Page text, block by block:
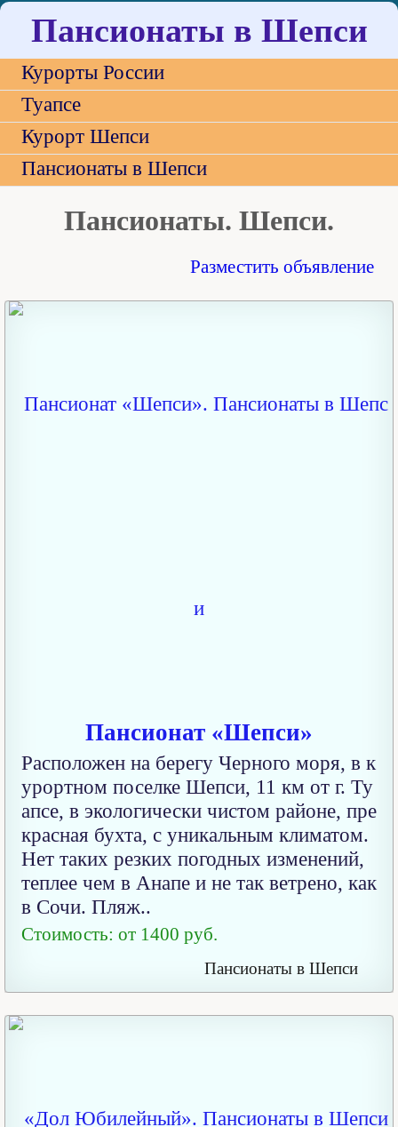
Пансионаты в Шепси
Курорты России
Туапсе
Курорт Шепси
Пансионаты в Шепси
Пансионаты. Шепси.
Разместить объявление
Пансионат «Шепси»
Расположен на берегу Черного моря, в к
урортном поселке Шепси, 11 км от г. Ту
апсе, в экологически чистом районе, пре
красная бухта, с уникальным климатом.
Нет таких резких погодных изменений,
теплее чем в Анапе и не так ветрено, как
в Сочи. Пляж..
Стоимость: от 1400 руб.
Пансионаты в Шепси